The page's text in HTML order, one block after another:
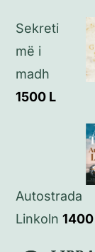
Sekreti
më i
madh
1500 L
Autostrada
Linkoln 1400